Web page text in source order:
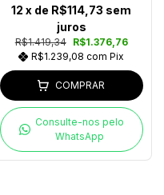
R$1.419,34
R$1.376,76
R$1.239,08com Pix
12 x de R$114,73 sem
juros
COMPRAR
Consulte-nos pelo
WhatsApp